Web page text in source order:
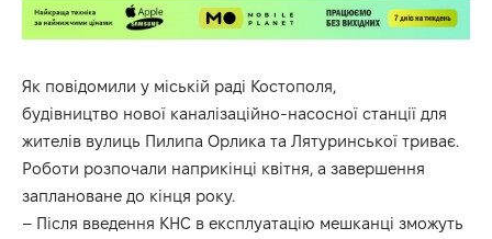
Як повідомили у міській раді Костополя,
будівництво нової каналізаційно-насосної станції для
жителів вулиць Пилипа Орлика та Лятуринської триває.
Роботи розпочали наприкінці квітня, а завершення
заплановане до кінця року.
– Після введення КНС в експлуатацію мешканці зможуть